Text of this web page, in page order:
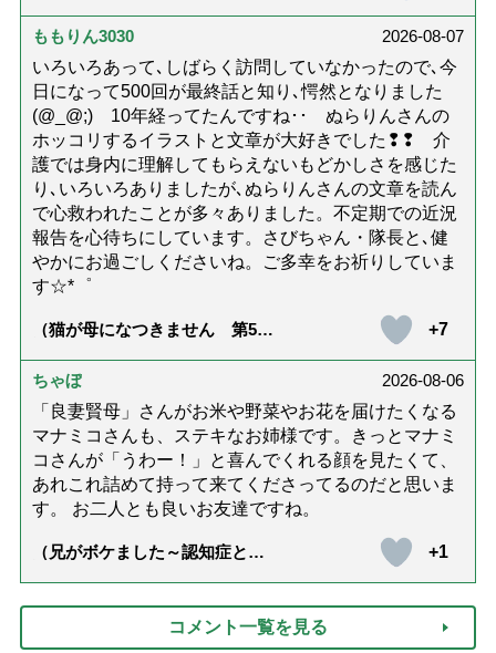
ないための4つの対策「騙されや
すい人の特徴は？」【社会福祉
ももりん3030
2026-08-07
いろいろあって､しばらく訪問していなかったので､今
日になって500回が最終話と知り､愕然となりました
(@_@;) 10年経ってたんですね･･ ぬらりんさんの
ホッコリするイラストと文章が大好きでした❢❢ 介
護では身内に理解してもらえないもどかしさを感じた
り､いろいろありましたが､ぬらりんさんの文章を読ん
で心救われたことが多々ありました。不定期での近況
報告を心待ちにしています。さびちゃん・隊長と､健
やかにお過ごしくださいね。ご多幸をお祈りしていま
す☆*゜
（猫が母になつきません 第500
+7
ちゃぼ
2026-08-06
「良妻賢母」さんがお米や野菜やお花を届けたくなる
マナミコさんも、ステキなお姉様です。きっとマナミ
コさんが「うわー！」と喜んでくれる顔を見たくて、
あれこれ詰めて持って来てくださってるのだと思いま
す。 お二人とも良いお友達ですね。
（兄がボケました～認知症と介
達』が届きました」）
+1
コメント一覧を見る